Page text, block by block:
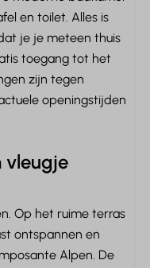
en toilet. Alles is
je je meteen thuis
toegang tot het
zijn tegen
openingstijden
vleugje
Op het ruime terras
ontspannen en
Alpen. De